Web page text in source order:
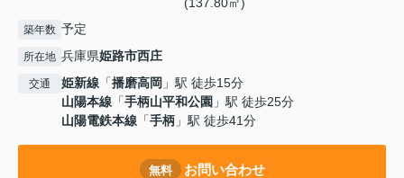
(137.80㎡)
築年数 予定
所在地 兵庫県姫路市西庄
交通 姫新線 「播磨高岡 」駅 徒歩15分
山陽本線 「手柄山平和公園 」駅 徒歩25分
山陽電鉄本線 「手柄 」駅 徒歩41分
無料 お問い合わせ